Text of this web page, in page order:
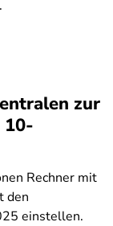
zur
10-
Rechner mit
den
einstellen.